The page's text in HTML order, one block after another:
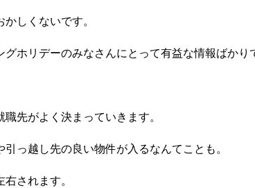
しくないです。
ホリデーのみなさんにとって有益な情報ばかり
先がよく決まっていきます。
っ越し先の良い物件が入るなんてことも。
されます。